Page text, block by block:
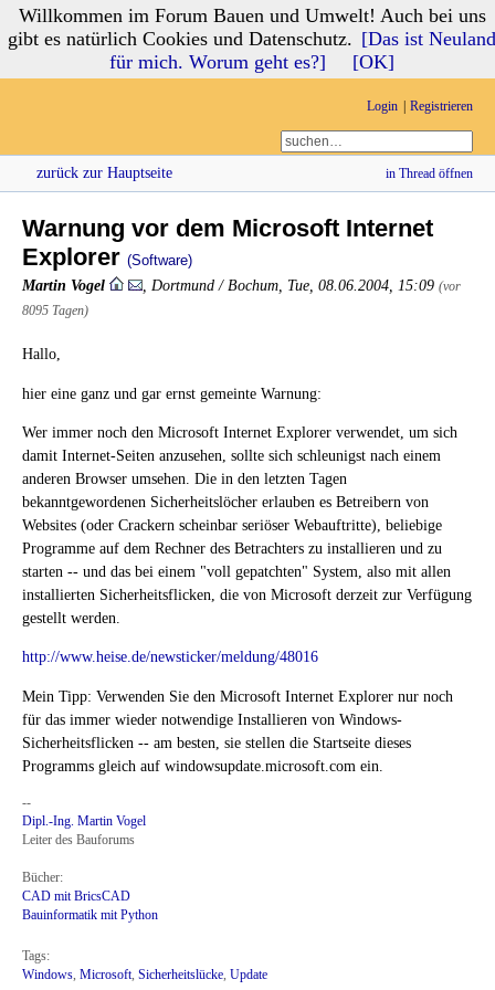
Forum Bauen und Umwelt
Login Registrieren
zurück zur Hauptseite in Thread öffnen
Warnung vor dem Microsoft Internet
Explorer (Software)
Martin Vogel Dortmund / Bochum Tue, 08.06.2004, 15:09 (vor
8095 Tagen)
Hallo,
hier eine ganz und gar ernst gemeinte Warnung:
Wer immer noch den Microsoft Internet Explorer verwendet, um sich
damit Internet-Seiten anzusehen, sollte sich schleunigst nach einem
anderen Browser umsehen. Die in den letzten Tagen
bekanntgewordenen Sicherheitslöcher erlauben es Betreibern von
Websites (oder Crackern scheinbar seriöser Webauftritte), beliebige
Programme auf dem Rechner des Betrachters zu installieren und zu
starten -- und das bei einem "voll gepatchten" System, also mit allen
installierten Sicherheitsflicken, die von Microsoft derzeit zur Verfügung
gestellt werden.
http://www.heise.de/newsticker/meldung/48016
Mein Tipp: Verwenden Sie den Microsoft Internet Explorer nur noch
für das immer wieder notwendige Installieren von Windows-
Sicherheitsflicken -- am besten, sie stellen die Startseite dieses
Programms gleich auf windowsupdate.microsoft.com ein.
--
Dipl.-Ing. Martin Vogel
Leiter des Bauforums
Bücher:
CAD mit BricsCAD
Bauinformatik mit Python
Tags:
Windows, Microsoft, Sicherheitslücke, Update
Willkommen im Forum Bauen und Umwelt! Auch bei uns
gibt es natürlich Cookies und Datenschutz. [Das ist Neuland
für mich. Worum geht es?]
[OK]